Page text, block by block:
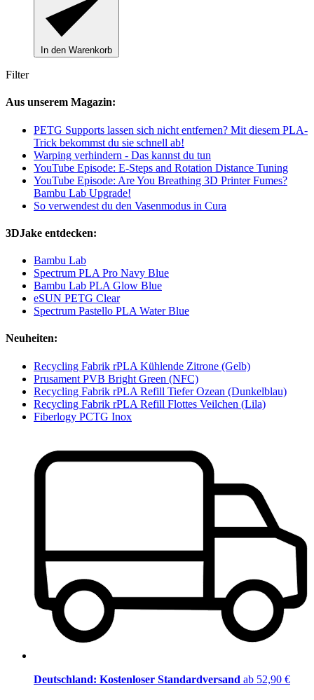
In den Warenkorb
Filter
Aus unserem Magazin:
PETG Supports lassen sich nicht entfernen? Mit diesem PLA-
Trick bekommst du sie schnell ab!
Warping verhindern - Das kannst du tun
YouTube Episode: E-Steps and Rotation Distance Tuning
YouTube Episode: Are You Breathing 3D Printer Fumes?
Bambu Lab Upgrade!
So verwendest du den Vasenmodus in Cura
3DJake entdecken:
Bambu Lab
Spectrum PLA Pro Navy Blue
Bambu Lab PLA Glow Blue
eSUN PETG Clear
Spectrum Pastello PLA Water Blue
Neuheiten:
Recycling Fabrik rPLA Kühlende Zitrone (Gelb)
Prusament PVB Bright Green (NFC)
Recycling Fabrik rPLA Refill Tiefer Ozean (Dunkelblau)
Recycling Fabrik rPLA Refill Flottes Veilchen (Lila)
Fiberlogy PCTG Inox
Deutschland: Kostenloser Standardversand ab 52,90 €